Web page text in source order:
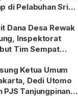
di Pelabuhan Sri
Dana Desa Rewak
Inspektorat
Tim Sempat
Ketua Umum
Dedi Utomo
PJS Tanjungpinang-